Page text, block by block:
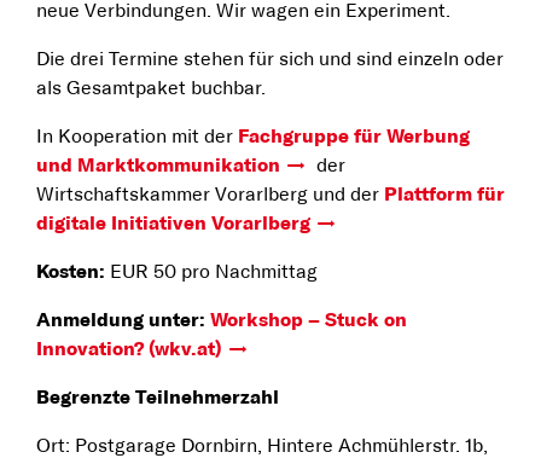
neue Verbindungen. Wir wagen ein Experiment.
Die drei Termine stehen für sich und sind einzeln oder
als Gesamtpaket buchbar.
In Kooperation mit der Fachgruppe für Werbung
und Marktkommunikation
der
Wirtschaftskammer Vorarlberg und der Plattform für
digitale Initiativen Vorarlberg
Kosten: EUR 50 pro Nachmittag
Anmeldung unter: Workshop – Stuck on
Innovation? (wkv.at)
Begrenzte Teilnehmerzahl
Ort: Postgarage Dornbirn, Hintere Achmühlerstr. 1b,